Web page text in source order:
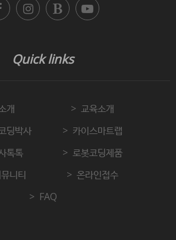
Quick links
개
교육소개
딩박사
카이스마트랩
톡톡
로봇코딩제품
니티
온라인접수
FAQ